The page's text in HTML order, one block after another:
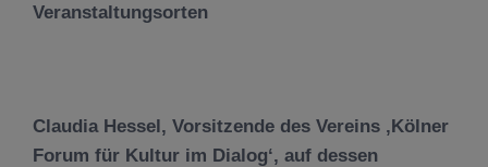
Veranstaltungsorten
Claudia Hessel, Vorsitzende des Vereins ‚Kölner
Forum für Kultur im Dialog‘, auf dessen